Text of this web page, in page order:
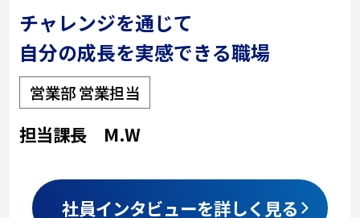
チャレンジを通じて
自分の成長を実感できる職場
営業部 営業担当
担当課長 M.W
社員インタビューを詳しく見る